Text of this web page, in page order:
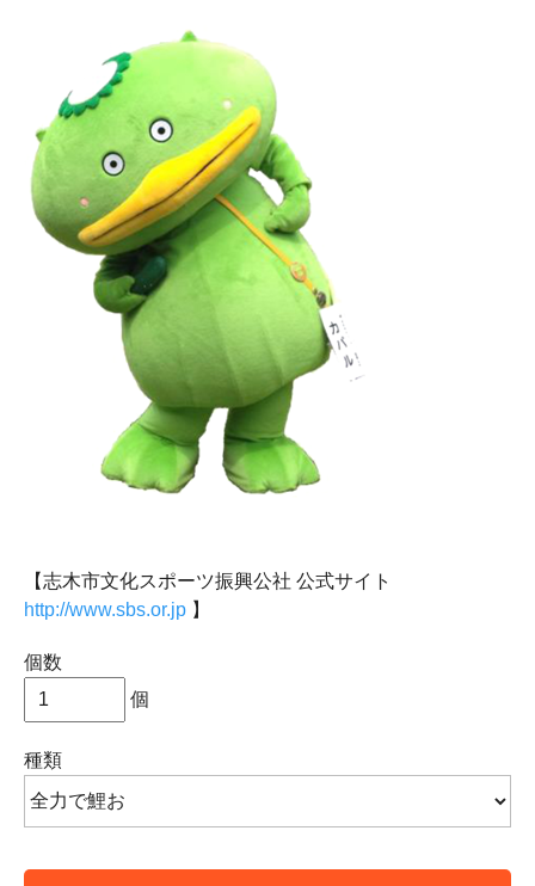
【志木市文化スポーツ振興公社 公式サイト
http://www.sbs.or.jp 】
個数
個
種類